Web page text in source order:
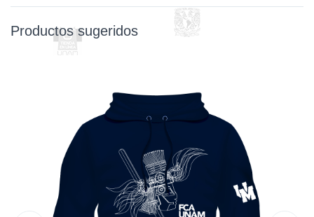
Productos sugeridos